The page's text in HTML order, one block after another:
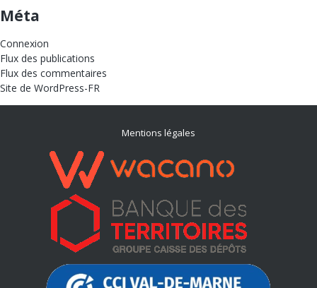
Méta
Connexion
Flux des publications
Flux des commentaires
Site de WordPress-FR
Mentions légales